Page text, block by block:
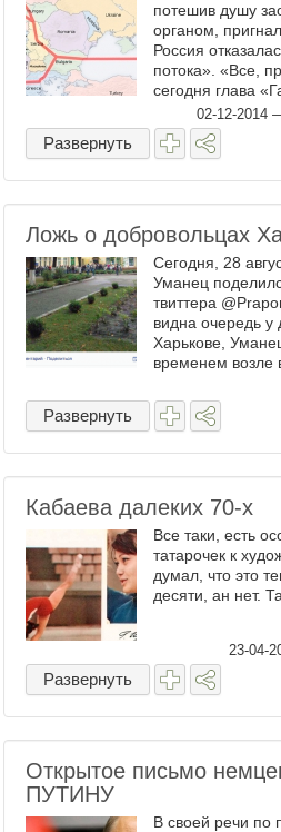
потешив душу
органом,
Россия
потока». «Все,
сегодня глава
Миллер,
реализации
02-12-2014
Развернуть
Ложь о добровольцах
Сегодня, 28
Уманец
твиттера
видна очередь у
Харькове,
временем возле
сегодня
желает взять ...
Развернуть
Кабаева далеких 70-х
Все таки, есть
татарочек к
думал, что это
десяти, ан нет.
23-04-
Развернуть
Открытое письмо
ПУТИНУ
В своей речи по